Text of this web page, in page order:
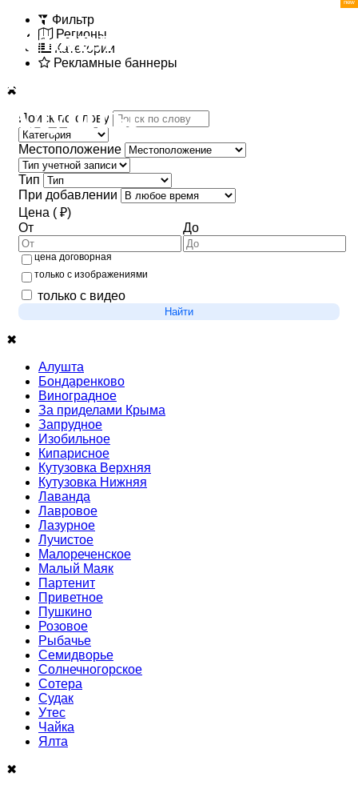
Фильтр
Регионы
Категории
Рекламные баннеры
✖
Поиск по слову
Местоположение
Тип
При добавлении
Цена ( ₽)
От
До
цена договорная
только с изображениями
только с видео
Найти
✖
Алушта
Бондаренково
Виноградное
За приделами Крыма
Запрудное
Изобильное
Кипарисное
Кутузовка Верхняя
Кутузовка Нижняя
Лаванда
Лавровое
Лазурное
Лучистое
Малореченское
Малый Маяк
Партенит
Приветное
Пушкино
Розовое
Рыбачье
Семидворье
Солнечногорское
Сотера
Судак
Утес
Чайка
Ялта
✖